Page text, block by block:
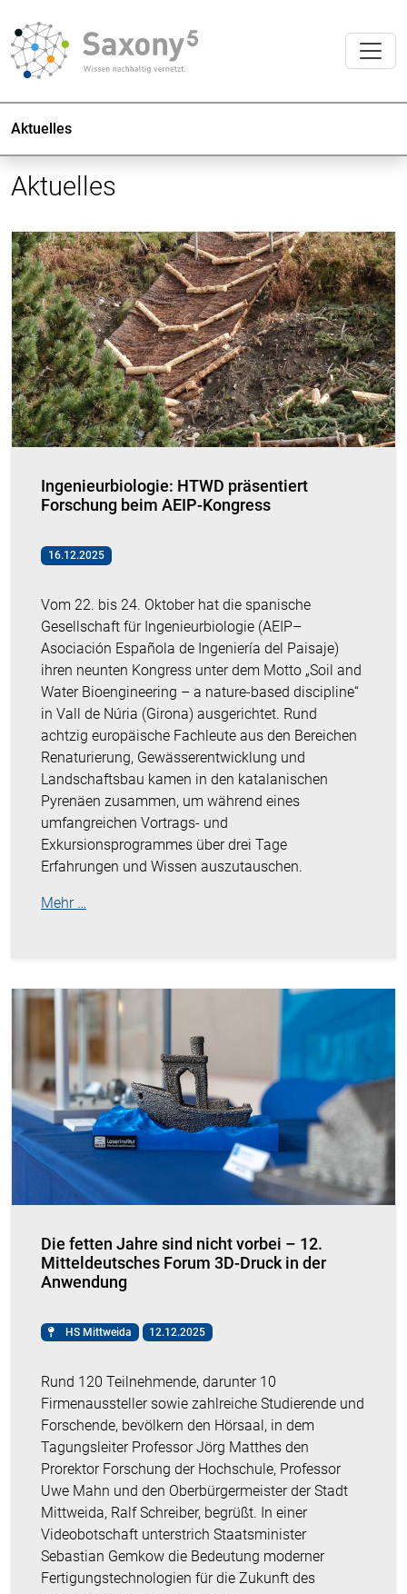
Aktuelles
Aktuelles
Ingenieurbiologie: HTWD präsentiert
Forschung beim AEIP-Kongress
16.12.2025
Vom 22. bis 24. Oktober hat die spanische
Gesellschaft für Ingenieurbiologie (AEIP–
Asociación Española de Ingeniería del Paisaje)
ihren neunten Kongress unter dem Motto „Soil and
Water Bioengineering – a nature-based discipline“
in Vall de Núria (Girona) ausgerichtet. Rund
achtzig europäische Fachleute aus den Bereichen
Renaturierung, Gewässerentwicklung und
Landschaftsbau kamen in den katalanischen
Pyrenäen zusammen, um während eines
umfangreichen Vortrags- und
Exkursionsprogrammes über drei Tage
Erfahrungen und Wissen auszutauschen.
Mehr …
Die fetten Jahre sind nicht vorbei – 12.
Mitteldeutsches Forum 3D-Druck in der
Anwendung
HS Mittweida 12.12.2025
Rund 120 Teilnehmende, darunter 10
Firmenaussteller sowie zahlreiche Studierende und
Forschende, bevölkern den Hörsaal, in dem
Tagungsleiter Professor Jörg Matthes den
Prorektor Forschung der Hochschule, Professor
Uwe Mahn und den Oberbürgermeister der Stadt
Mittweida, Ralf Schreiber, begrüßt. In einer
Videobotschaft unterstrich Staatsminister
Sebastian Gemkow die Bedeutung moderner
Fertigungstechnologien für die Zukunft des